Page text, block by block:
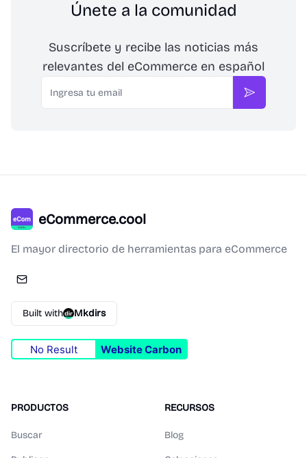
Únete a la comunidad
Suscríbete y recibe las noticias más
relevantes del eCommerce en español
Email
Suscribirse
eCommerce.cool
El mayor directorio de herramientas para eCommerce
Built with Mkdirs
No Result Website Carbon
PRODUCTOS
Buscar
RECURSOS
Blog